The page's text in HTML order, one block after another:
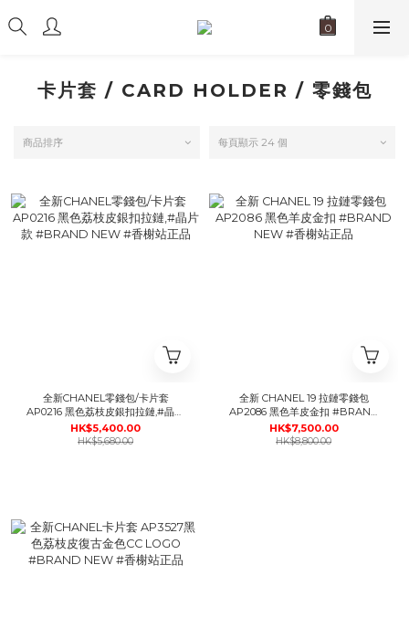
卡片套 / CARD HOLDER / 零錢包
商品排序 每頁顯示 24 個
全新CHANEL零錢包/卡片套
AP0216 黑色荔枝皮銀扣拉鏈,#晶片
款 #BRAND NEW #香榭站正品
HK$5,400.00
HK$5,680.00
全新 CHANEL 19 拉鏈零錢包
AP2086 黑色羊皮金扣 #BRAND
NEW #香榭站正品
HK$7,500.00
HK$8,800.00